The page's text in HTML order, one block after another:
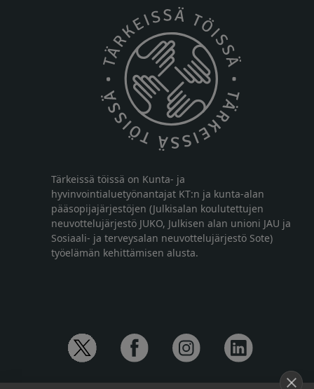
Tärkeissä töissä on Kunta- ja
hyvinvointialuetyönantajat KT:n ja kunta-alan
pääsopijajärjestöjen (Julkisalan koulutettujen
neuvottelujärjestö JUKO, Julkisen alan unioni JAU ja
Sosiaali- ja terveysalan neuvottelujärjestö Sote)
työelämän kehittämisen alusta.